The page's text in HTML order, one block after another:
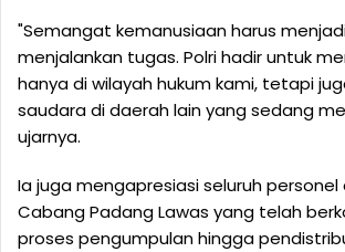
"Semangat kemanusiaan harus
menjalankan tugas. Polri hadir untuk
hanya di wilayah hukum kami, tetapi
saudara di daerah lain yang sedang
ujarnya.
Ia juga mengapresiasi seluruh personel
Cabang Padang Lawas yang telah
proses pengumpulan hingga